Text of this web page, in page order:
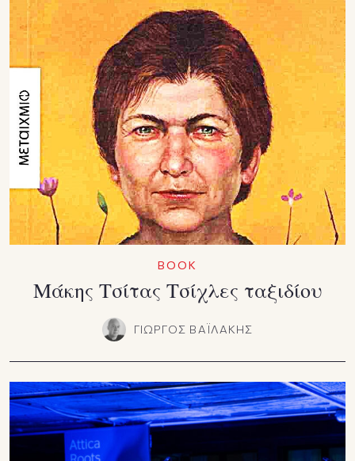
ΒΟΟΚ
Μάκης Τσίτας Τσίχλες ταξιδίου
ΓΙΩΡΓΟΣ ΒΑΪΛΑΚΗΣ